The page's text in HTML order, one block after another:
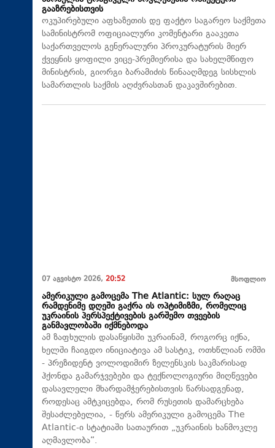
გააზრებისთვის
ოკუპირებული აფხაზეთის დე ფაქტო საგარეო საქმეთა
სამინისტრომ ოფიციალური კომენტარი გააკეთა
საქართველოს გენერალური პროკურატურის მიერ
ქვეყნის ყოფილი ვიცე-პრემიერისა და სახელმწიფო
მინისტრის, გიორგი ბარამიძის წინააღმდეგ სისხლის
სამართლის საქმის აღძვრასთან დაკავშირებით.
07 აგვისტო 2026, 20:52 მსოფლიო
ამერიკული გამოცემა The Atlantic: სულ რაღაც
რამდენიმე დღეში გაქრა ის ოპტიმიზმი, რომელიც
უკრაინის პერსპექტივების გარშემო თვეების
განმავლობაში იქმნებოდა
ამ ზაფხულის დასაწყისში უკრაინამ, როგორც იქნა,
ხელში ჩაიგდო ინიციატივა ამ სასტიკ, ოთხწლიან ომში
- პრეზიდენტ ვოლოდიმირ ზელენსკის საკმარისად
ჰქონდა გამარჯვებები და ტექნოლოგიური მიღწევები
დასავლელი მხარდამჭერებისთვის წარსადგენად,
როდესაც ამტკიცებდა, რომ რუსეთის დამარცხება
შესაძლებელია, - წერს ამერიკული გამოცემა The
Atlantic-ი სტატიაში სათაურით „უკრაინის ხანმოკლე
აღმავლობა“.